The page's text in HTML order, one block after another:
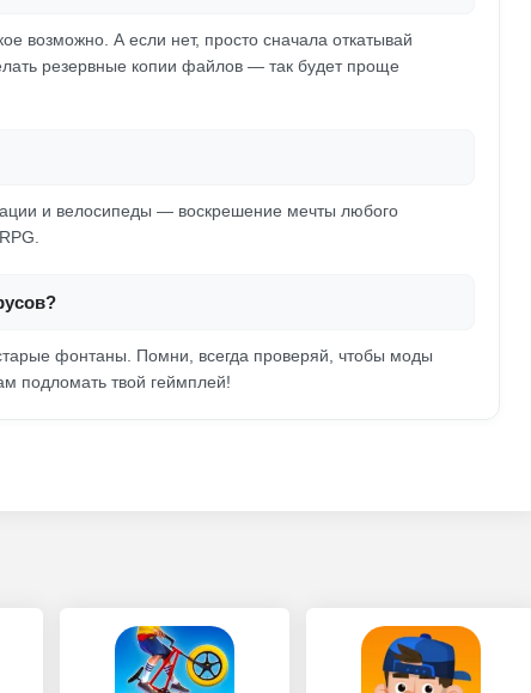
возможно. А если нет, просто сначала откатывай
резервные копии файлов — так будет проще
и велосипеды — воскрешение мечты любого
фонтаны. Помни, всегда проверяй, чтобы моды
подломать твой геймплей!